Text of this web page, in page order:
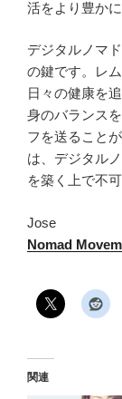
活をより豊か
デジタルノマ
の鍵です。レ
日々の健康を
身のバランス
フを送ること
は、デジタル
を築く上で不
Jose
Nomad
関連